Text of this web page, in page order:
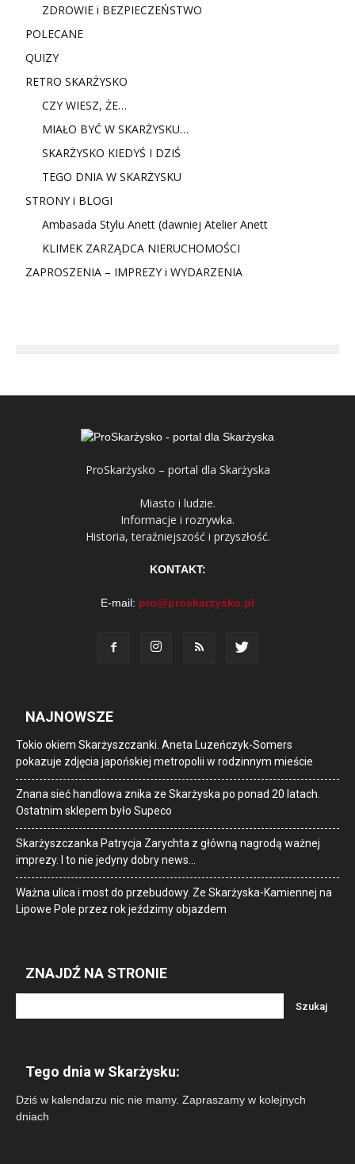
ZDROWIE i BEZPIECZEŃSTWO
POLECANE
QUIZY
RETRO SKARŻYSKO
CZY WIESZ, ŻE…
MIAŁO BYĆ W SKARŻYSKU…
SKARŻYSKO KIEDYŚ I DZIŚ
TEGO DNIA W SKARŻYSKU
STRONY i BLOGI
Ambasada Stylu Anett (dawniej Atelier Anett
KLIMEK ZARZĄDCA NIERUCHOMOŚCI
ZAPROSZENIA – IMPREZY i WYDARZENIA
ProSkarżysko – portal dla Skarżyska
Miasto i ludzie.
Informacje i rozrywka.
Historia, teraźniejszość i przyszłość.
KONTAKT:
E-mail: pro@proskarzysko.pl
NAJNOWSZE
Tokio okiem Skarżyszczanki. Aneta Luzeńczyk-Somers
pokazuje zdjęcia japońskiej metropolii w rodzinnym mieście
Znana sieć handlowa znika ze Skarżyska po ponad 20 latach.
Ostatnim sklepem było Supeco
Skarżyszczanka Patrycja Zarychta z główną nagrodą ważnej
imprezy. I to nie jedyny dobry news…
Ważna ulica i most do przebudowy. Ze Skarżyska-Kamiennej na
Lipowe Pole przez rok jeździmy objazdem
ZNAJDŹ NA STRONIE
Tego dnia w Skarżysku:
Dziś w kalendarzu nic nie mamy. Zapraszamy w kolejnych
dniach